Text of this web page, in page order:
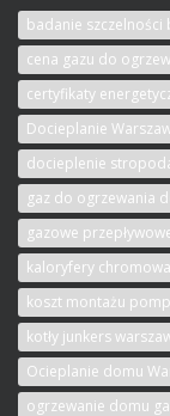
badanie szczelności
cena gazu do
certyfikaty
Docieplanie
docieplenie
gaz do ogrzewania
gazowe
kaloryfery
koszt montażu
kotły junkers
Ocieplanie domu
ogrzewanie domu